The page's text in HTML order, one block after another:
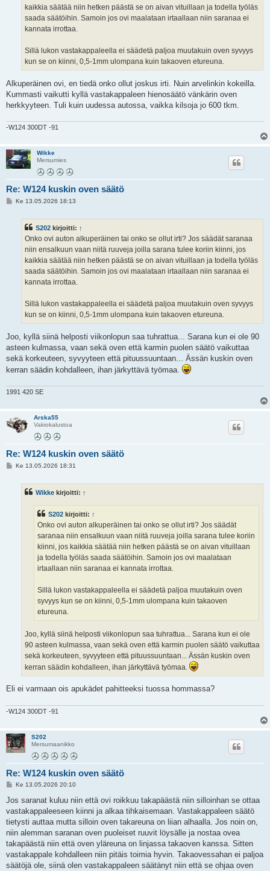
kaikkia säätää niin hetken päästä se on aivan vituillaan ja todella työläs
saada säätöihin. Samoin jos ovi maalataan irtaallaan niin saranaa ei
kannata irrottaa.
Sillä lukon vastakappaleella ei säädetä paljoa muutakuin oven syvyys
kun se on kiinni, 0,5-1mm ulompana kuin takaoven etureuna.
Alkuperäinen ovi, en tiedä onko ollut joskus irti. Nuin arvelinkin kokeilla.
Kummasti vaikutti kyllä vastakappaleen hienosäätö vänkärin oven
herkkyyteen. Tuli kuin uudessa autossa, vaikka kilsoja jo 600 tkm.
-W124 300DT -91
Wikke
Mersumies
Re: W124 kuskin oven säätö
VKe 13.05.2026 18:13
S202 kirjoitti: ↑
Onko ovi auton alkuperäinen tai onko se ollut irti? Jos säädät saranaa
niin ensalkuun vaan niitä ruuveja joilla sarana tulee koriin kiinni, jos
kaikkia säätää niin hetken päästä se on aivan vituillaan ja todella työläs
saada säätöihin. Samoin jos ovi maalataan irtaallaan niin saranaa ei
kannata irrottaa.
Sillä lukon vastakappaleella ei säädetä paljoa muutakuin oven syvyys
kun se on kiinni, 0,5-1mm ulompana kuin takaoven etureuna.
Joo, kyllä siinä helposti viikonlopun saa tuhrattua... Sarana kun ei ole 90
asteen kulmassa, vaan sekä oven että karmin puolen säätö vaikuttaa
sekä korkeuteen, syvyyteen että pituussuuntaan... Ässän kuskin oven
kerran säädin kohdalleen, ihan järkyttävä työmaa.
1991 420 SE
Arska55
Vakiokalustoa
Re: W124 kuskin oven säätö
VKe 13.05.2026 18:31
Wikke kirjoitti: ↑
S202 kirjoitti: ↑
Onko ovi auton alkuperäinen tai onko se ollut irti? Jos säädät
saranaa niin ensalkuun vaan niitä ruuveja joilla sarana tulee koriin
kiinni, jos kaikkia säätää niin hetken päästä se on aivan vituillaan
ja todella työläs saada säätöihin. Samoin jos ovi maalataan
irtaallaan niin saranaa ei kannata irrottaa.
Sillä lukon vastakappaleella ei säädetä paljoa muutakuin oven
syvyys kun se on kiinni, 0,5-1mm ulompana kuin takaoven
etureuna.
Joo, kyllä siinä helposti viikonlopun saa tuhrattua... Sarana kun ei ole
90 asteen kulmassa, vaan sekä oven että karmin puolen säätö vaikuttaa
sekä korkeuteen, syvyyteen että pituussuuntaan... Ässän kuskin oven
kerran säädin kohdalleen, ihan järkyttävä työmaa.
Eli ei varmaan ois apukädet pahitteeksi tuossa hommassa?
-W124 300DT -91
S202
Mersumaanikko
Re: W124 kuskin oven säätö
V
e
t
i
Ke 13.05.2026 20:10
Jos saranat kuluu niin että ovi roikkuu takapäästä niin silloinhan se ottaa
vastakappaleeseen kiinni ja alkaa tihkaisemaan. Vastakappaleen säätö
tietysti auttaa mutta silloin oven takareuna on liian alhaalla. Jos noin on,
niin alemman saranan oven puoleiset ruuvit löysälle ja nostaa ovea
takapäästä niin että oven yläreuna on linjassa takaoven kanssa. Sitten
vastakappale kohdalleen niin pitäis toimia hyvin. Takaovessahan ei paljoa
säätöjä ole, siinä olen vastakappaleen säätänyt niin että se ohjaa oven